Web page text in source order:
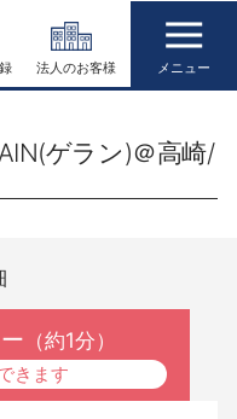
法人のお客様
ゲラン)＠高崎/
（約1分）
きます